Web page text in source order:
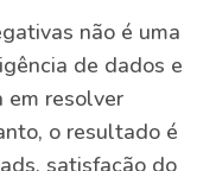
não é uma
de dados e
em resolver
o resultado é
satisfação do